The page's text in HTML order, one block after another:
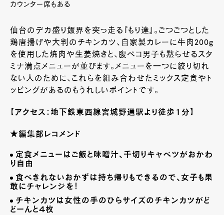
カウンター席もある
仙台のデカ盛り飯界を突っ走る『もり達』。ごつごつとした
鶏唐揚げや大判のチキンカツ、自家製カレーに牛肉 200g
を使用した焼肉や生姜焼きと、腹ペコ男子も黙らせるスタ
ミナ満点メニューが並びます。メニューを一つに絞り切れ
ない人のために、これらを組み合わせたミックス定食やト
ッピングがあるのもうれしいポイントです。
【アクセス：地下鉄東西線宮城野通駅より徒歩１分】
★編集部レコメンド
定食メニューはご飯と味噌汁、千切りキャベツがおかわ
り自由
食べきれないおかずは持ち帰りもできるので、女子も果
敢にチャレンジを！
チキンカツは女性の手のひらサイズのチキンカツがど
どーんと４枚